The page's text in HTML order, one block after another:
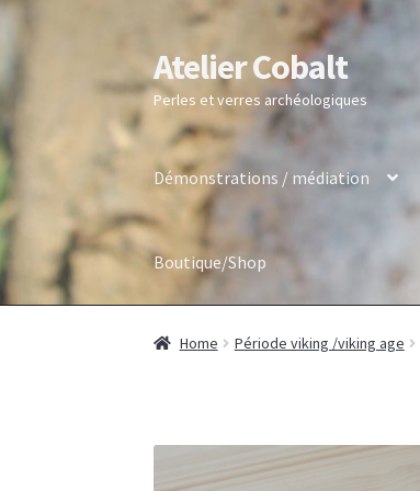
Skip
to
navigation
Skip
to
content
Atelier Cobalt
Perles et verres archéologiques
Démonstrations / médiation
Boutique/Shop
Home Période viking /viking age